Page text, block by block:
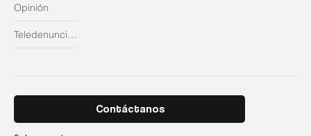
Opinión
Teledenuncias
Contáctanos